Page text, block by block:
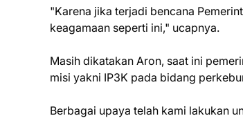
"Karena jika terjadi bencana
keagamaan seperti ini," ucapnya.
Masih dikatakan Aron, saat ini
misi yakni IP3K pada bidang
Berbagai upaya telah kami lakukan